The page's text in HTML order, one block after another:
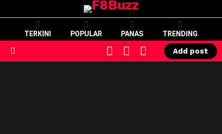
TERKINI POPULAR PANAS TRENDING
SWITCH
SKIN
CART LOGIN
Add post